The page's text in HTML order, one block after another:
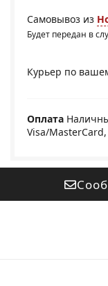
Самовывоз из
Будет передан в
Курьер по
Оплата
Visa/